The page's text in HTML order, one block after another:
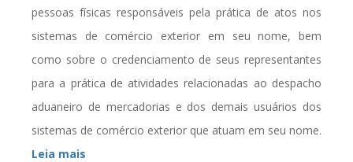
pessoas físicas responsáveis pela prática de atos nos
sistemas de comércio exterior em seu nome, bem
como sobre o credenciamento de seus representantes
para a prática de atividades relacionadas ao despacho
aduaneiro de mercadorias e dos demais usuários dos
sistemas de comércio exterior que atuam em seu nome.
Leia mais